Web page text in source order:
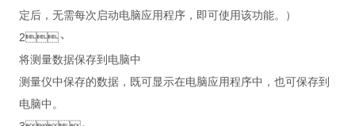
定后，无需每次启动电脑应用程序，即可使用该功能。）
2、
将测量数据保存到电脑中
测量仪中保存的数据，既可显示在电脑应用程序中，也可保存到
电脑中。